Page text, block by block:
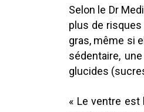
Selon le Dr
plus de risques
gras, même si
sédentaire,
glucides
« Le ventre